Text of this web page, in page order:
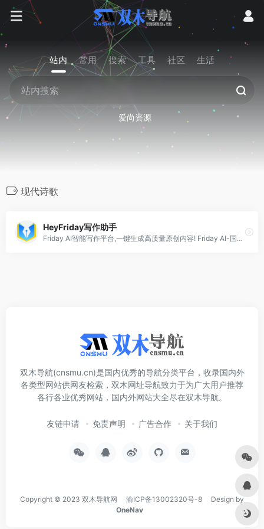
站内 常用 搜索 工具 社区 生活
爱尚资源
现代诗歌
HeyFriday写作助手
Friday AI智能写作平台,一键生成高质量原创内容! Friday AI-国内顶尖算法模型,AI自动生成原创文章,60+丰富写作模板,十大写作场景全覆盖,支持改写,续写,扩写,搜索引擎优化,全场景媒体运营神器!
双木导航(cnsmu.cn)是国内优秀的导航分类平台，收录国内外
各类型网站供网友检索，双木网址导航致力于为广大用户推荐
各行各业优秀网站，国内外网站大全尽在双木导航。
友链申请 免责声明 广告合作 关于我们
Copyright © 2023 双木导航网 渝ICP备13002320号-8 Design by
OneNav